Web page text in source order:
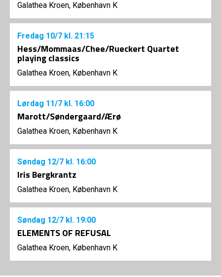
Galathea Kroen, København K
Fredag 10/7 kl. 21:15
Hess/Mommaas/Chee/Rueckert Quartet
playing classics
Galathea Kroen, København K
Lørdag 11/7 kl. 16:00
Marott/Søndergaard/Ærø
Galathea Kroen, København K
Søndag 12/7 kl. 16:00
Iris Bergkrantz
Galathea Kroen, København K
Søndag 12/7 kl. 19:00
ELEMENTS OF REFUSAL
Galathea Kroen, København K